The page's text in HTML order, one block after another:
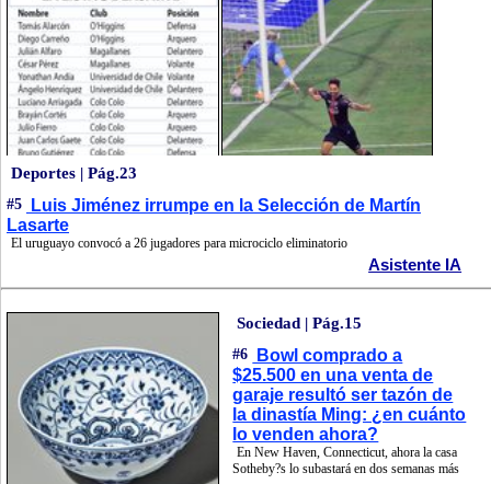
Deportes | Pág.23
#5
Luis Jiménez irrumpe en la Selección de Martín
Lasarte
El uruguayo convocó a 26 jugadores para microciclo eliminatorio
Asistente IA
Sociedad | Pág.15
#6
Bowl comprado a
$25.500 en una venta de
garaje resultó ser tazón de
la dinastía Ming: ¿en cuánto
lo venden ahora?
En New Haven, Connecticut, ahora la casa
Sotheby?s lo subastará en dos semanas más